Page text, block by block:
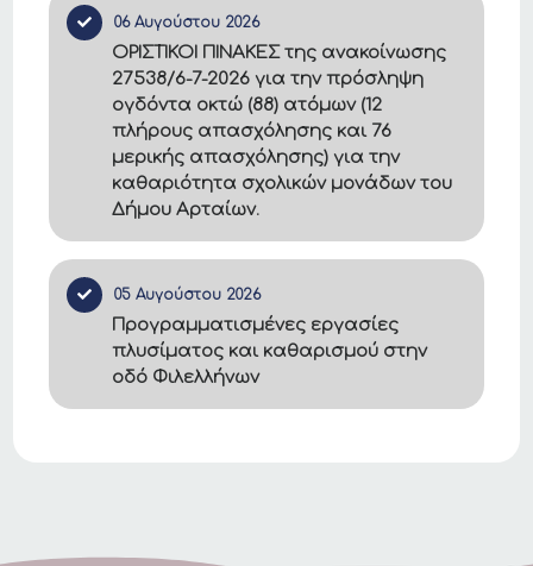
06 Αυγούστου 2026
ΟΡΙΣΤΙΚΟΙ ΠΙΝΑΚΕΣ της ανακοίνωσης
27538/6-7-2026 για την πρόσληψη
ογδόντα οκτώ (88) ατόμων (12
πλήρους απασχόλησης και 76
μερικής απασχόλησης) για την
καθαριότητα σχολικών μονάδων του
Δήμου Αρταίων.
05 Αυγούστου 2026
Προγραμματισμένες εργασίες
πλυσίματος και καθαρισμού στην
οδό Φιλελλήνων